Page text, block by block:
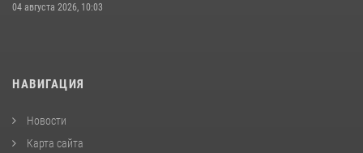
04 августа 2026, 10:03
НАВИГАЦИЯ
Новости
Карта сайта